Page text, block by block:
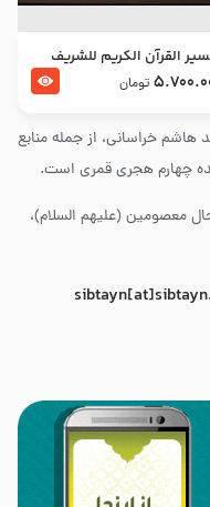
خراسانی، از جمله منابع
سده چهارم هجری قمری است.
معصومین (علیهم السلام)،
القرآن الكريم للشريف
قدس سرّه
تومان